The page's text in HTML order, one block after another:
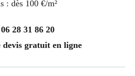
: dès 100 €/m²
28 31 86 20
devis gratuit en ligne